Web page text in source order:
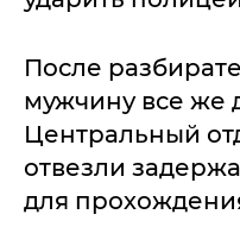
После
мужчину все же
Центральный
отвезли
для